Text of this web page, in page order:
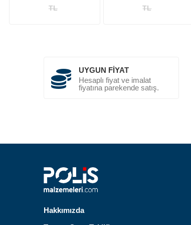
TL
TL
UYGUN FIYAT
Hesaplı fiyat ve imalat
fiyatına parekende satış.
Hakkımızda